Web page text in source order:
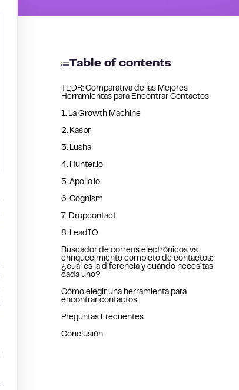
Table of contents
TL;DR: Comparativa de las Mejores
Herramientas para Encontrar Contactos
1. La Growth Machine
2. Kaspr
3. Lusha
4. Hunter.io
5. Apollo.io
6. Cognism
7. Dropcontact
8. LeadIQ
Buscador de correos electrónicos vs.
enriquecimiento completo de contactos:
¿cuál es la diferencia y cuándo necesitas
cada uno?
Cómo elegir una herramienta para
encontrar contactos
Preguntas Frecuentes
Conclusión